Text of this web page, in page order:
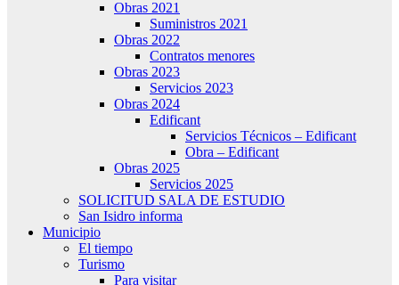
Obras 2021
Suministros 2021
Obras 2022
Contratos menores
Obras 2023
Servicios 2023
Obras 2024
Edificant
Servicios Técnicos – Edificant
Obra – Edificant
Obras 2025
Servicios 2025
SOLICITUD SALA DE ESTUDIO
San Isidro informa
Municipio
El tiempo
Turismo
Para visitar